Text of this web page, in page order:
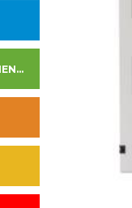
ALIMENTATORI E STAZIONI DI ALIMENTAZIONE